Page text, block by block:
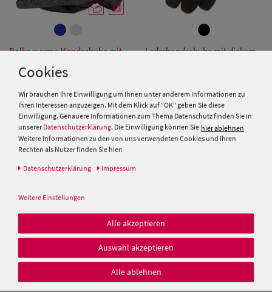
Balke warme Handschuhe mit
49,99 €
39,99 €
Lederhandschuhe mit dickem
49,99 €
39,99 €
SALE
Klettverschluss Goat Nappa
Stetson Gloves PigSkin
Cookies
Wir brauchen Ihre Einwilligung um Ihnen unter anderem Informationen zu
Ihren Interessen anzuzeigen. Mit dem Klick auf "OK" geben Sie diese
Einwilligung. Genauere Informationen zum Thema Datenschutz finden Sie in
unserer Datenschutzerklärung. Die Einwilligung können Sie hier ablehnen
Weitere Informationen zu den von uns verwendeten Cookies und Ihren
Rechten als Nutzer finden Sie hier:
Daten­schutz­erklärung Impressum
Weitere Einstellungen
Alle akzeptieren
Auswahl akzeptieren
Alle ablehnen